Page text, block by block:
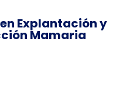
Explantación y
Mamaria